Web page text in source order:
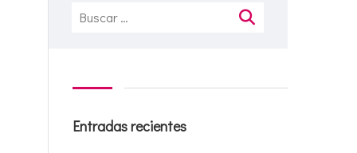
Buscar:
Entradas recientes